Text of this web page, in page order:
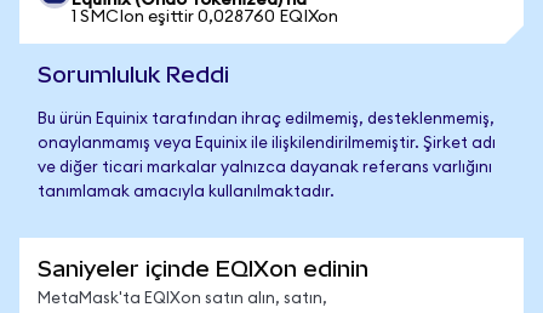
1 SMCIon eşittir 0,028760 EQIXon
Sorumluluk Reddi
Bu ürün Equinix tarafından ihraç edilmemiş, desteklenmemiş,
onaylanmamış veya Equinix ile ilişkilendirilmemiştir. Şirket adı
ve diğer ticari markalar yalnızca dayanak referans varlığını
tanımlamak amacıyla kullanılmaktadır.
Saniyeler içinde EQIXon edinin
MetaMask'ta EQIXon satın alın, satın,